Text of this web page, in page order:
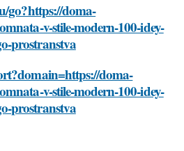
go?https://doma-
v-stile-modern-100-idey-
prostranstva
doma-
v-stile-modern-100-idey-
prostranstva